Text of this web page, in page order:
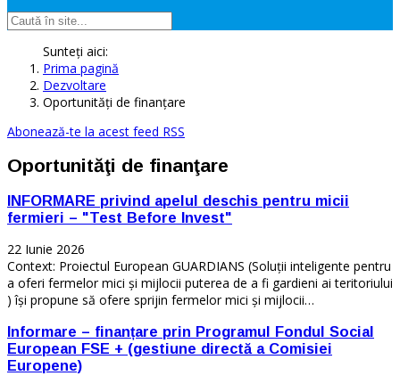
Sunteți aici:
Prima pagină
Dezvoltare
Oportunităţi de finanţare
Abonează-te la acest feed RSS
Oportunităţi de finanţare
INFORMARE privind apelul deschis pentru micii
fermieri – "Test Before Invest"
22 Iunie 2026
Context: Proiectul European GUARDIANS (Soluții inteligente pentru
a oferi fermelor mici și mijlocii puterea de a fi gardieni ai teritoriului
) își propune să ofere sprijin fermelor mici și mijlocii…
Informare – finanțare prin Programul Fondul Social
European FSE + (gestiune directă a Comisiei
Europene)